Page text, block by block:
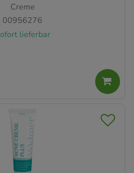
Creme
00956276
lieferbar